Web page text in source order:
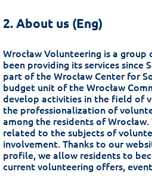
2. About us (Eng)
Wrocław Volunteering is a
been providing its services since
part of the Wrocław Center for
budget unit of the Wrocław
develop activities in the field of
the professionalization of
among the residents of
related to the subjects of
involvement. Thanks to our
profile, we allow residents to
current volunteering offers,